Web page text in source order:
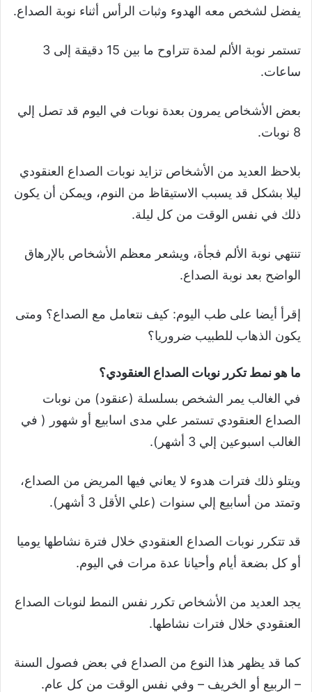
يفضل لشخص معه الهدوء وثبات الرأس أثناء نوبة الصداع.
تستمر نوبة الألم لمدة تتراوح ما بين 15 دقيقة إلى 3
ساعات.
بعض الأشخاص يمرون بعدة نوبات في اليوم قد تصل إلي
8 نوبات.
بلاحظ العديد من الأشخاص تزايد نوبات الصداع العنقودي
ليلا بشكل قد يسبب الاستيقاظ من النوم، ويمكن أن يكون
ذلك في نفس الوقت من كل ليلة.
تنتهي نوبة الألم فجأة، ويشعر معظم الأشخاص بالإرهاق
الواضح بعد نوبة الصداع.
إقرأ أيضا على طب اليوم: كيف نتعامل مع الصداع؟ ومتى
يكون الذهاب للطبيب ضروريا؟
ما هو نمط تكرر نوبات الصداع العنقودي؟
في الغالب يمر الشخص بسلسلة (عنقود) من نوبات
الصداع العنقودي تستمر علي مدى اسابيع أو شهور ( في
الغالب اسبوعين إلي 3 أشهر).
ويتلو ذلك فترات هدوء لا يعاني فيها المريض من الصداع،
وتمتد من أسابيع إلي سنوات (علي الأقل 3 أشهر).
قد تتكرر نوبات الصداع العنقودي خلال فترة نشاطها يوميا
أو كل بضعة أيام وأحيانا عدة مرات في اليوم.
يجد العديد من الأشخاص تكرر نفس النمط لنوبات الصداع
العنقودي خلال فترات نشاطها.
كما قد يظهر هذا النوع من الصداع في بعض فصول السنة
– الربيع أو الخريف – وفي نفس الوقت من كل عام.